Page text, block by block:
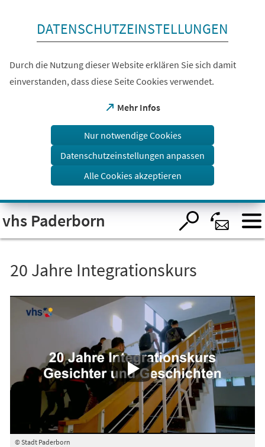
Visuelle
Assistenzsoftware
öffnen.
DATENSCHUTZEINSTELLUNGEN
Durch die Nutzung dieser Website erklären Sie sich damit
einverstanden, dass diese Seite Cookies verwendet.
Mehr Infos
(Öffnet
einem
Tab)
Nur notwendige Cookies
Datenschutzeinstellungen anpassen
Alle Cookies akzeptieren
vhs Paderborn
20 Jahre Integrationskurs
© Stadt Paderborn